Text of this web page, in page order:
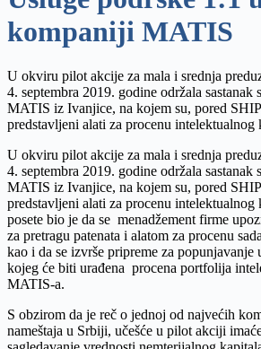
kompaniji MATIS
U okviru pilot akcije za mala i srednja
4. septembra 2019. godine održala
MATIS iz Ivanjice, na kojem su, pored
predstavlјeni alati za procenu intelektualnog
U okviru pilot akcije za mala i srednja
4. septembra 2019. godine održala
MATIS iz Ivanjice, na kojem su, pored
predstavlјeni alati za procenu intelektualnog
posete bio je da se menadžement firme
za pretragu patenata i alatom za procenu
kao i da se izvrše pripreme za popunjavanje
kojeg će biti urađena procena portfolija
MATIS-a.
S obzirom da je reč o jednoj od najvećih
nameštaja u Srbiji, učešće u pilot akciji